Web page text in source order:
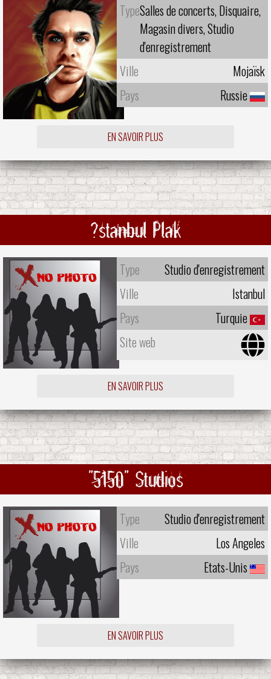
TypeSalles de concerts, Disquaire,
Magasin divers, Studio
d'enregistrement
Ville
Mojaïsk
Pays
Russie
EN SAVOIR PLUS
?stanbul Plak
Type
Studio d'enregistrement
Ville
Istanbul
Pays
Turquie
Site web
EN SAVOIR PLUS
"5150" Studios
Type
Studio d'enregistrement
Ville
Los Angeles
Pays
Etats-Unis
EN SAVOIR PLUS